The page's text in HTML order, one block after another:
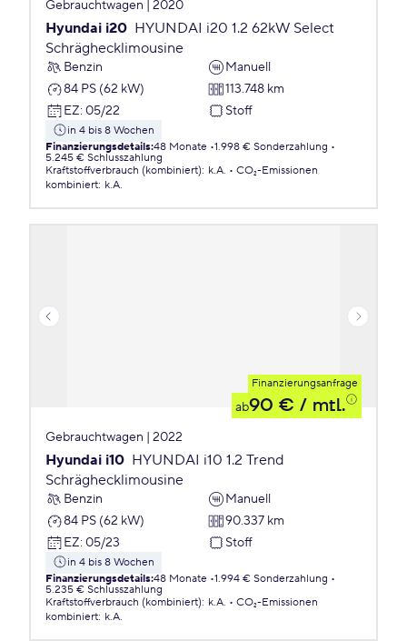
Gebrauchtwagen | 2020
Hyundai i20 HYUNDAI i20 1.2 62kW Select
Schräghecklimousine
Benzin
Manuell
84 PS (62 kW)
113.748 km
EZ: 05/22 Stoff
in 4 bis 8 Wochen
Finanzierungsdetails:48 Monate 1.998 € Sonderzahlung
5.245 € Schlusszahlung
Kraftstoffverbrauch (kombiniert): k.A.
CO₂-Emissionen
kombiniert: k.A.
Finanzierungsanfrage
ab90 € / mtl.
Gebrauchtwagen | 2022
Hyundai i10 HYUNDAI i10 1.2 Trend
Schräghecklimousine
Benzin
Manuell
84 PS (62 kW)
90.337 km
EZ: 05/23 Stoff
in 4 bis 8 Wochen
Finanzierungsdetails:48 Monate 1.994 € Sonderzahlung
5.235 € Schlusszahlung
Kraftstoffverbrauch (kombiniert): k.A.
CO₂-Emissionen
kombiniert: k.A.